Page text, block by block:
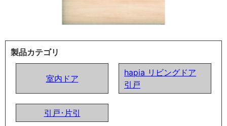
製品カテゴリ
室内ドア
hapia リビングドア
引戸
引戸･片引